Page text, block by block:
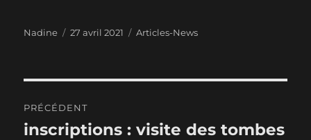
Auteur
Nadine
Publié
27 avril 2021 Catégories
Articles-News
de
PRÉCÉDENT
Publication
inscriptions : visite des tombes